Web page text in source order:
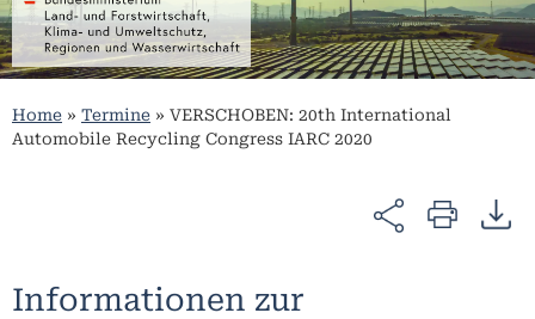
Home » Termine » VERSCHOBEN: 20th International
Automobile Recycling Congress IARC 2020
Informationen zur